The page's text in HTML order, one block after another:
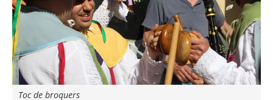
Toc de broquers